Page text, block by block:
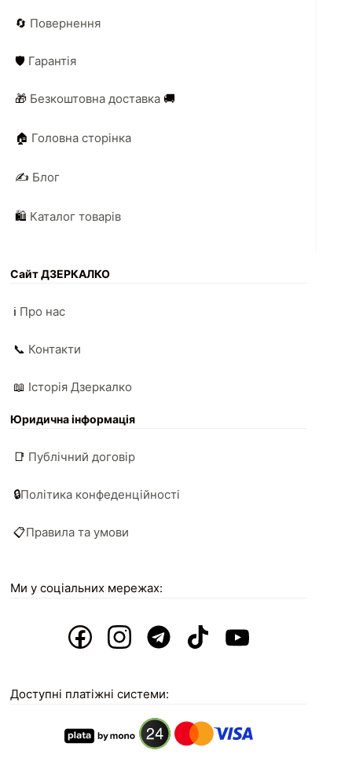
🔄 Повернення
🛡️ Гарантія
🎁 Безкоштовна доставка 🚚
🏠 Головна сторінка
✍️ Блог
🛍️ Каталог товарів
Сайт ДЗЕРКАЛКО
ℹ️ Про нас
📞 Контакти
📖 Історія Дзеркалко
Юридична інформація
📑 Публічний договір
🔒Політика конфеденційності
📋Правила та умови
Ми у соціальних мережах:
Доступні платіжні системи: